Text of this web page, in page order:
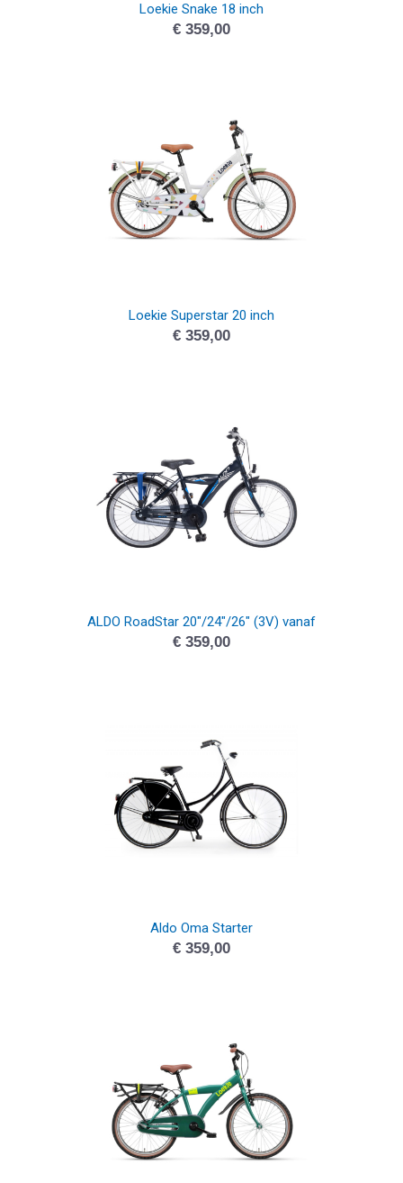
Loekie Snake 18 inch
€359,00
Loekie Superstar 20 inch
€359,00
ALDO RoadStar 20″/24″/26″ (3V) vanaf
€359,00
Aldo Oma Starter
€359,00